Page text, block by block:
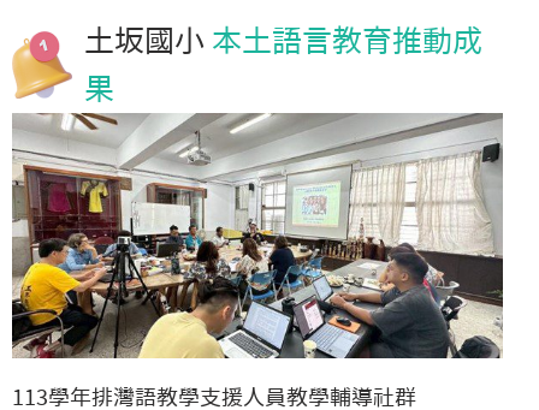
土坂國小 本土語言教育推動成
果
113學年排灣語教學支援人員教學輔導社群